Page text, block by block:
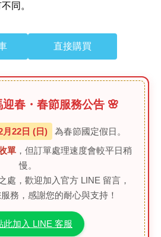
同。
直接購買
春・春節服務公告 🌸
22日 (日)
為春節國定假日。
單，但訂單處理速度會較平日稍
慢。
處，歡迎加入官方 LINE 留言，
務，感謝您的耐心與支持！
此加入 LINE 客服